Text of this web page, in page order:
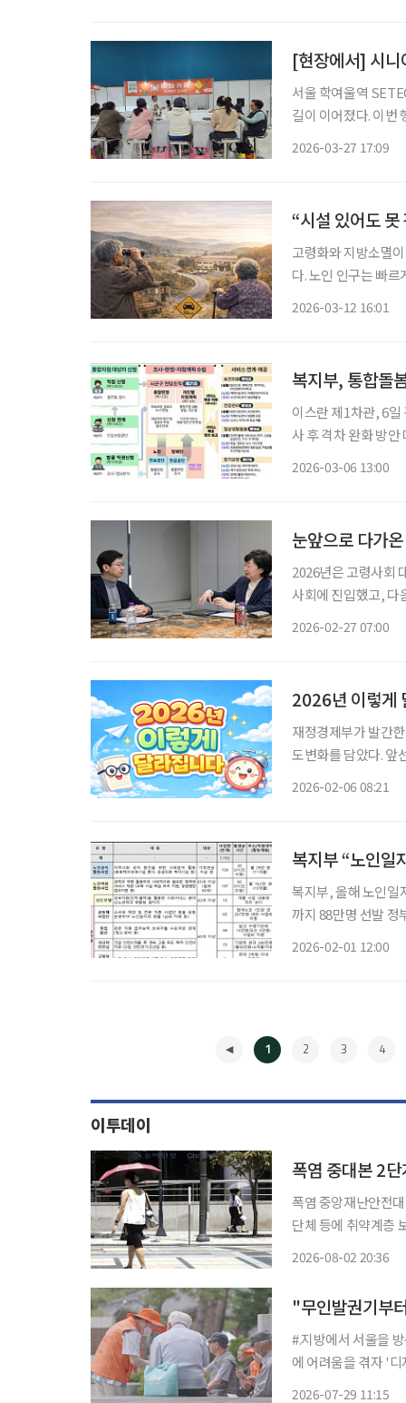
[현장에서] 시니
서울 학여울역
길이 이어졌다. 이번
2026-03-27 17:09
“시설 있어도
고령화와 지방소멸
다. 노인 인구는 빠
2026-03-12 16:01
복지부, 통합돌
이스란 제1차관, 6일 경북 봉
사 후 격차 완화 방안 마련 계획 보건복지부가 통합돌봄 시행
2026-03-06 13:00
눈앞으로 다가
2026년은 고령사회
사회에 진입했고, 다
2026-02-27 07:00
2026년 이렇게
재정경제부가 발간
도변화를 담았다. 앞
2026-02-06 08:21
복지부 “노인
복지부, 올해 노인일자리 115만2000
까지 88만명 선발 정부가 올해 제공하는 노인일자리에 122만 명이 신청해 시니어들의 관심이
2026-02-01 12:00
1 2 3 4
이투데이
폭염 중대본 2
폭염 중앙재난안전
단체 등에 취약계층 보호 강화를 요청했다.
2026-08-02 20:36
#.지방에서 서울을
에 어려움을 겪자 '
2026-07-29 11:15